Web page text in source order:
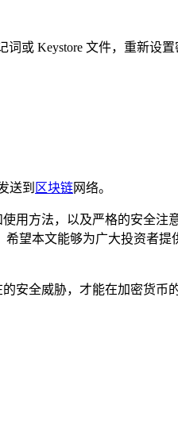
或 Keystore 文件，重新设置
送到 区块链网络。
用方法，以及严格的安全注
望本文能够为广大投资者提
安全威胁，才能在加密货币